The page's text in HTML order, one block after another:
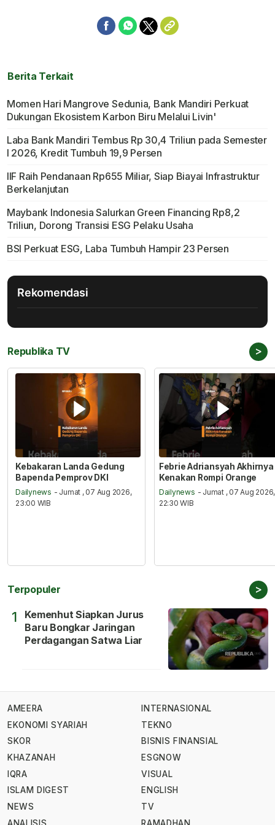
Berita Terkait
Momen Hari Mangrove Sedunia, Bank Mandiri Perkuat
Dukungan Ekosistem Karbon Biru Melalui Livin'
Laba Bank Mandiri Tembus Rp 30,4 Triliun pada Semester
I 2026, Kredit Tumbuh 19,9 Persen
IIF Raih Pendanaan Rp655 Miliar, Siap Biayai Infrastruktur
Berkelanjutan
Maybank Indonesia Salurkan Green Financing Rp8,2
Triliun, Dorong Transisi ESG Pelaku Usaha
BSI Perkuat ESG, Laba Tumbuh Hampir 23 Persen
Rekomendasi
Republika TV >
Kebakaran Landa Gedung
Bapenda Pemprov DKI
Dailynews - Jumat , 07 Aug 2026,
23:00 WIB
Febrie Adriansyah Akhirnya
Kenakan Rompi Orange
Dailynews - Jumat , 07 Aug 2026,
22:30 WIB
Terpopuler >
1
Kemenhut Siapkan Jurus
Baru Bongkar Jaringan
Perdagangan Satwa Liar
AMEERA
EKONOMI SYARIAH
SKOR
KHAZANAH
IQRA
ISLAM DIGEST
NEWS
ANALISIS
INTERNASIONAL
TEKNO
BISNIS FINANSIAL
ESGNOW
VISUAL
ENGLISH
TV
RAMADHAN